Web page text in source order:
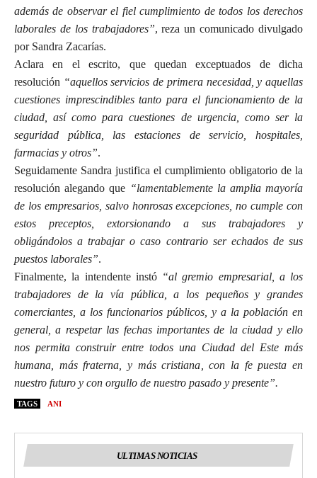
además de observar el fiel cumplimiento de todos los derechos
laborales de los trabajadores”, reza un comunicado divulgado
por Sandra Zacarías.
Aclara en el escrito, que quedan exceptuados de dicha
resolución “aquellos servicios de primera necesidad, y aquellas
cuestiones imprescindibles tanto para el funcionamiento de la
ciudad, así como para cuestiones de urgencia, como ser la
seguridad pública, las estaciones de servicio, hospitales,
farmacias y otros”.
Seguidamente Sandra justifica el cumplimiento obligatorio de la
resolución alegando que “lamentablemente la amplia mayoría
de los empresarios, salvo honrosas excepciones, no cumple con
estos preceptos, extorsionando a sus trabajadores y
obligándolos a trabajar o caso contrario ser echados de sus
puestos laborales”.
Finalmente, la intendente instó “al gremio empresarial, a los
trabajadores de la vía pública, a los pequeños y grandes
comerciantes, a los funcionarios públicos, y a la población en
general, a respetar las fechas importantes de la ciudad y ello
nos permita construir entre todos una Ciudad del Este más
humana, más fraterna, y más cristiana, con la fe puesta en
nuestro futuro y con orgullo de nuestro pasado y presente”.
TAGS ANI
ULTIMAS NOTICIAS